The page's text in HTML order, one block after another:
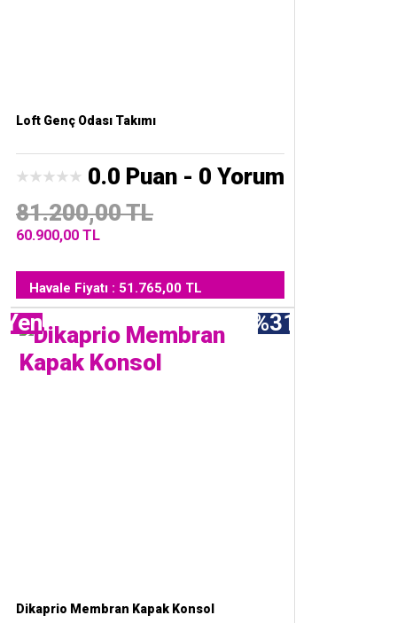
Loft Genç Odası Takımı
0.0 Puan - 0 Yorum
81.200,00 TL
60.900,00 TL
Havale Fiyatı : 51.765,00 TL
%31
Yeni
Dikaprio Membran Kapak Konsol